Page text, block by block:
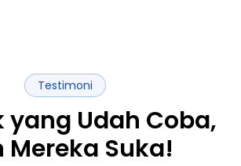
Testimoni
yang Udah Coba,
Mereka Suka!